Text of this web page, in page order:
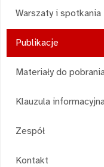
Warszaty i spotkania
Publikacje
Materiały do
Klauzula
Zespół
Kontakt